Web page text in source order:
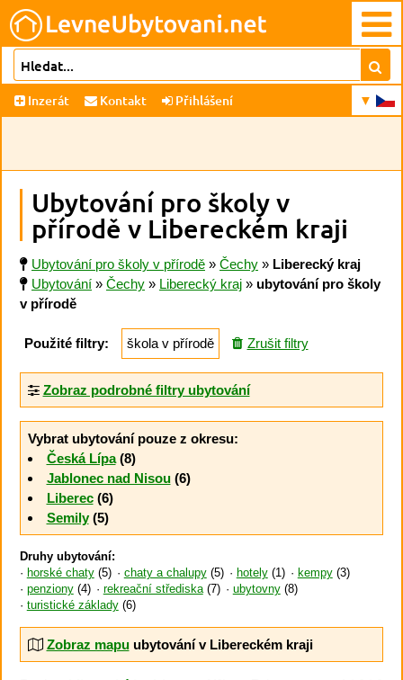
Inzerát Kontakt Přihlášení
Ubytování pro školy v
přírodě v Libereckém kraji
Ubytování pro školy v přírodě » Čechy » Liberecký kraj
Ubytování » Čechy » Liberecký kraj » ubytování pro školy
v přírodě
Použité filtry: škola v přírodě Zrušit filtry
Zobraz podrobné filtry ubytování
Vybrat ubytování pouze z okresu:
Česká Lípa(8)
Jablonec nad Nisou(6)
Liberec(6)
Semily(5)
Druhy ubytování:
horské chaty(5) chaty a chalupy(5) hotely(1) kempy(3)
penziony(4) rekreační střediska(7) ubytovny(8)
turistické základy(6)
Zobraz mapuubytování v Libereckém kraji